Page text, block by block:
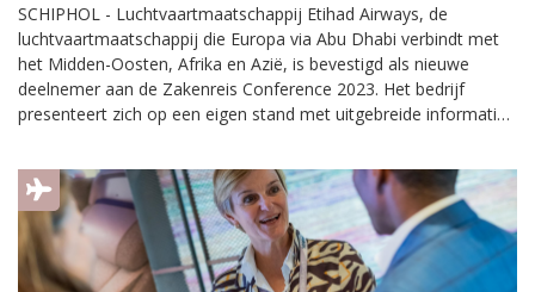
SCHIPHOL - Luchtvaartmaatschappij Etihad Airways, de
luchtvaartmaatschappij die Europa via Abu Dhabi verbindt met
het Midden-Oosten, Afrika en Azië, is bevestigd als nieuwe
deelnemer aan de Zakenreis Conference 2023. Het bedrijf
presenteert zich op een eigen stand met uitgebreide informatie
donderdagmiddag 14 september 2023 georganiseerd in het Van
der Valk Hotel A4 bij Schiphol.